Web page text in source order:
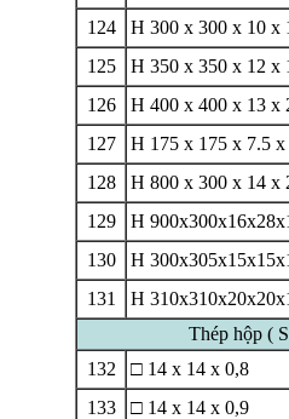
124
H 300 x 300 x 10 x
125
H 350 x 350 x 12 x
126
H 400 x 400 x 13 x
127
H 175 x 175 x 7.5 x
128
H 800 x 300 x 14 x
129
H
130
H
131
H
Thép hộp (
132
□ 14 x 14 x 0,8
133
□ 14 x 14 x 0,9